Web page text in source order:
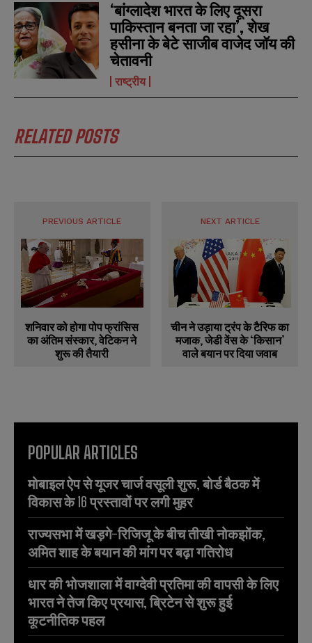
‘बांग्लादेश भारत के लिए दूसरा
पाकिस्तान बनता जा रहा’, शेख
हसीना के बेटे साजीब वाजेद जॉय की
चेतावनी
राष्ट्रीय
RELATED POSTS
PREVIOUS ARTICLE
शनिवार को होगा पोप फ्रांसिस
का अंतिम संस्कार, वेटिकन ने
शुरू की तैयारी
NEXT ARTICLE
चीन ने उड़ाया ट्रंप के टैरिफ का
मजाक, जेडी वेंस के ‘किसान’
वाले बयान पर दिया जवाब
POPULAR ARTICLES
मोबाइल ऐप से यूजर चार्ज वसूली शुरू, बोर्ड बैठक में
विकास के 16 प्रस्तावों पर लगी मुहर
राज्यसभा में खड़गे-रिजिजू के बीच तीखी नोकझोंक,
अमित शाह के बयान की मांग पर बढ़ा गतिरोध
धार की भोजशाला में वाग्देवी प्रतिमा की वापसी के लिए
भारत ने तेज किए प्रयास, ब्रिटेन से शुरू हुई
कूटनीतिक पहल